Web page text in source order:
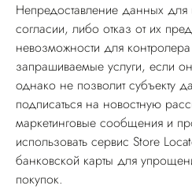
Непредоставление данных
согласии, либо отказ от их
невозможности для
запрашиваемые услуги, если
однако не позволит субъекту
подписаться на новостную
маркетинговые сообщения и
использовать сервис Store
банковской карты для
покупок.